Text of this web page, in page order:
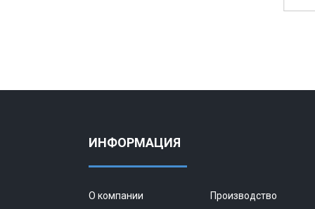
ИНФОРМАЦИЯ
О компании
Производство